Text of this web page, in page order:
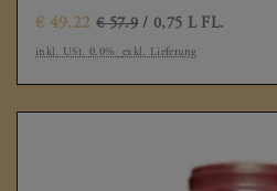
€ 49.22 € 57.9 / 0,75 L FL.
inkl. USt. 0.0% exkl. Lieferung